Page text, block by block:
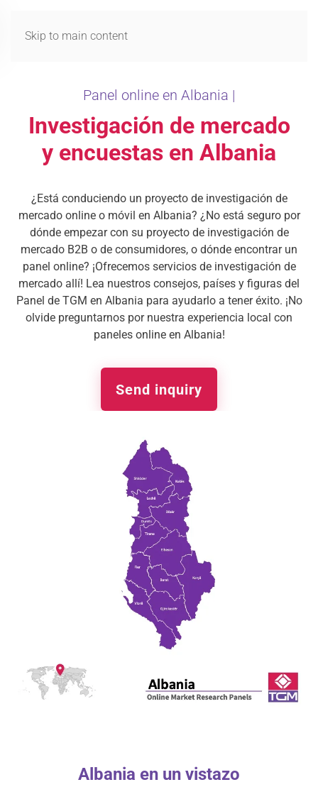
Skip to main content
Panel online en Albania |
Investigación de mercado
y encuestas en Albania
¿Está conduciendo un proyecto de investigación de
mercado online o móvil en Albania? ¿No está seguro por
dónde empezar con su proyecto de investigación de
mercado B2B o de consumidores, o dónde encontrar un
panel online? ¡Ofrecemos servicios de investigación de
mercado allí! Lea nuestros consejos, países y figuras del
Panel de TGM en Albania para ayudarlo a tener éxito. ¡No
olvide preguntarnos por nuestra experiencia local con
paneles online en Albania!
Send inquiry
Albania en un vistazo